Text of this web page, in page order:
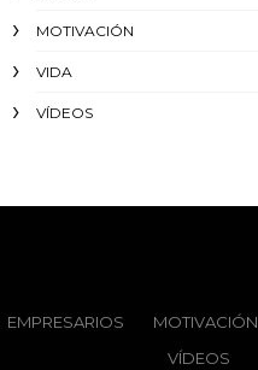
MOTIVACIÓN
VIDA
VÍDEOS
EMPRESARIOS MOTIVACIÓN
VÍDEOS